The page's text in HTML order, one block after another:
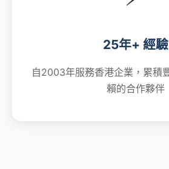
25年+ 經驗
自2003年服務香港企業，累積
賴的合作夥伴